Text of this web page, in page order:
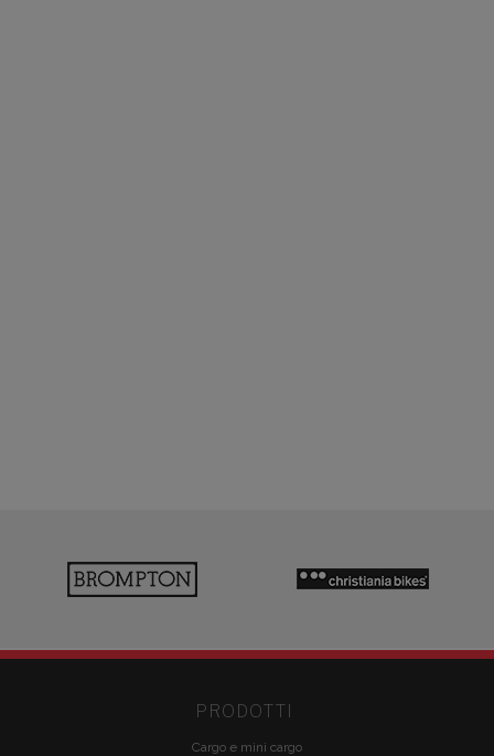
PRODOTTI
Cargo e mini cargo